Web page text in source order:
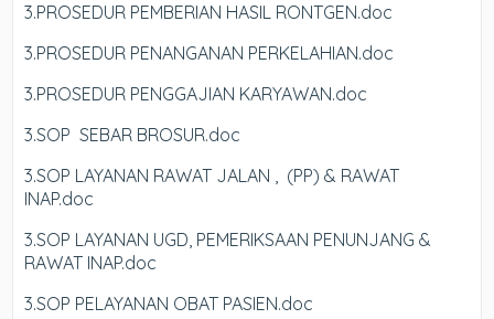
3.PROSEDUR PEMBERIAN HASIL RONTGEN.doc
3.PROSEDUR PENANGANAN PERKELAHIAN.doc
3.PROSEDUR PENGGAJIAN KARYAWAN.doc
3.SOP SEBAR BROSUR.doc
3.SOP LAYANAN RAWAT JALAN , (PP) & RAWAT
INAP.doc
3.SOP LAYANAN UGD, PEMERIKSAAN PENUNJANG &
RAWAT INAP.doc
3.SOP PELAYANAN OBAT PASIEN.doc